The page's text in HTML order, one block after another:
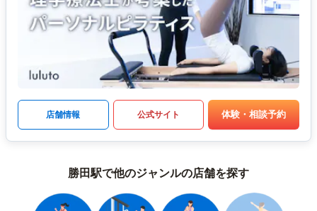
店舗情報 公式サイト 体験・相談予約
勝田駅で他のジャンルの店舗を探す